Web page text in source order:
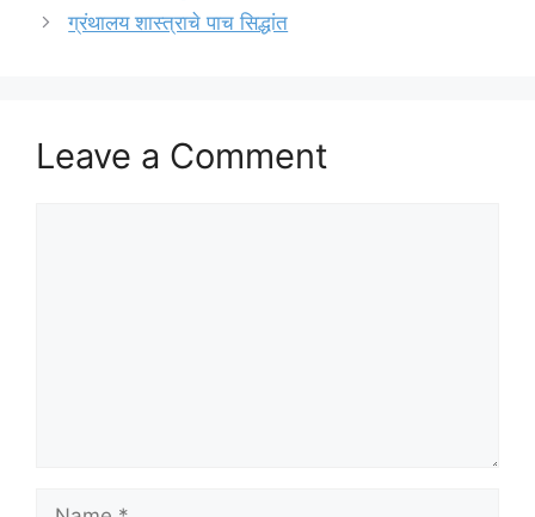
ग्रंथालय शास्त्राचे पाच सिद्धांत
Leave a Comment